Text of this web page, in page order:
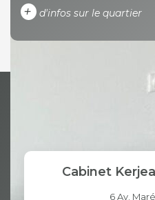
+ d'infos sur le quartier
TAXE FONCIÈRECabinet
6 Av.